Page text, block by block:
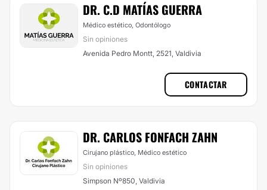
DR. C.D MATÍAS GUERRA
Médico estético, Odontólogo
Sin opiniones
Avenida Pedro Montt, 2521, Valdivia
CONTACTAR
DR. CARLOS FONFACH ZAHN
Cirujano plástico, Médico estético
Sin opiniones
Simpson Nº850, Valdivia